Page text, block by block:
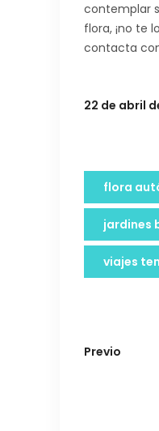
contemplar
flora, ¡no te
contacta
22 de abril
flora
jardines
viajes
Previo